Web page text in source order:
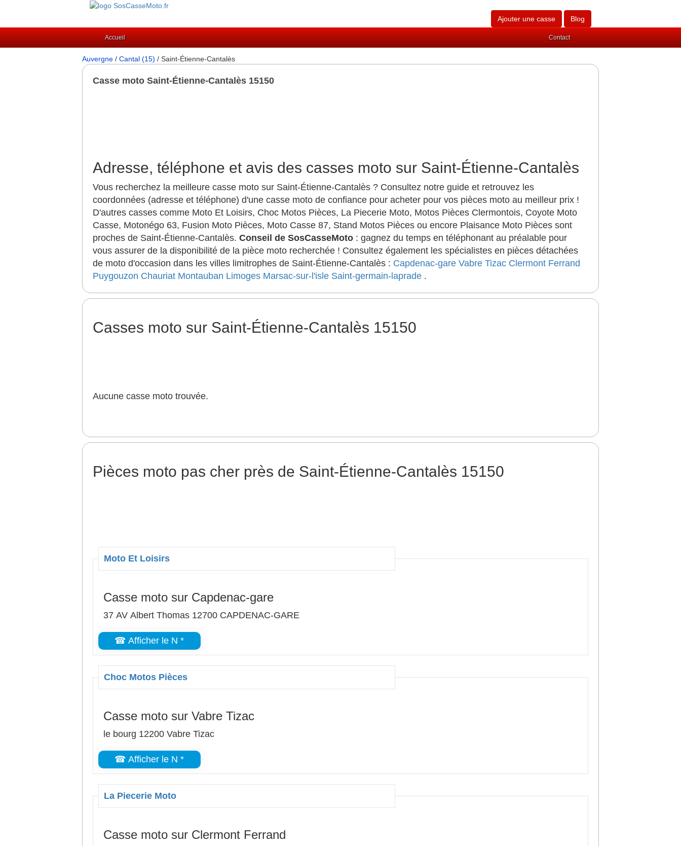
Ajouter une casse Blog
Accueil Contact
Auvergne / Cantal (15) / Saint-Étienne-Cantalès
Casse moto Saint-Étienne-Cantalès 15150
Adresse, téléphone et avis des casses moto sur Saint-Étienne-Cantalès
Vous recherchez la meilleure casse moto sur Saint-Étienne-Cantalès ? Consultez notre guide et retrouvez les
coordonnées (adresse et téléphone) d'une casse moto de confiance pour acheter pour vos pièces moto au meilleur prix !
D'autres casses comme Moto Et Loisirs, Choc Motos Pièces, La Piecerie Moto, Motos Pièces Clermontois, Coyote Moto
Casse, Motonégo 63, Fusion Moto Pièces, Moto Casse 87, Stand Motos Pièces ou encore Plaisance Moto Pièces sont
proches de Saint-Étienne-Cantalès. Conseil de SosCasseMoto : gagnez du temps en téléphonant au préalable pour
vous assurer de la disponibilité de la pièce moto recherchée ! Consultez également les spécialistes en pièces détachées
de moto d'occasion dans les villes limitrophes de Saint-Étienne-Cantalès : Capdenac-gare Vabre Tizac Clermont Ferrand
Puygouzon Chauriat Montauban Limoges Marsac-sur-l'isle Saint-germain-laprade .
Casses moto sur Saint-Étienne-Cantalès 15150
Aucune casse moto trouvée.
Pièces moto pas cher près de Saint-Étienne-Cantalès 15150
Moto Et Loisirs
Casse moto sur Capdenac-gare
37 AV Albert Thomas 12700 CAPDENAC-GARE
☎ Afficher le N *
Choc Motos Pièces
Casse moto sur Vabre Tizac
le bourg 12200 Vabre Tizac
☎ Afficher le N *
La Piecerie Moto
Casse moto sur Clermont Ferrand